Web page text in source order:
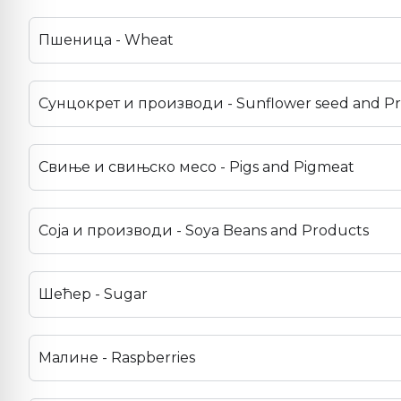
Пшеница - Wheat
Сунцокрет и производи - Sunflower seed and
Свиње и свињско месо - Pigs and Pigmeat
Соја и производи - Soya Beans and Products
Шећер - Sugar
Малине - Raspberries